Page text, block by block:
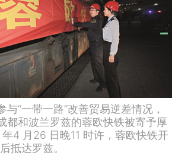
与“一带一路”改善贸易逆差情况，
都和波兰罗兹的蓉欧快铁被寄予厚
4 月26 日晚11 时许，蓉欧快铁开
抵达罗兹。